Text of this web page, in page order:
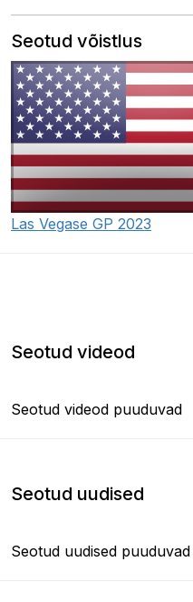
Seotud võistlus
Las Vegase GP 2023
Seotud videod
Seotud videod puuduvad
Seotud uudised
Seotud uudised puuduvad